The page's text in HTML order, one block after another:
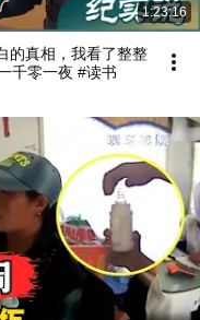
1:23:16
的真相，我看了整整
看透！ #梁文道 #圆桌派 #一千零一夜 #读书